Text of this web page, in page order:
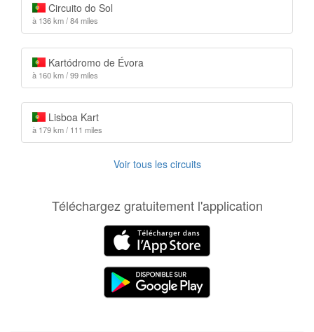
Circuito do Sol
à 136 km / 84 miles
Kartódromo de Évora
à 160 km / 99 miles
Lisboa Kart
à 179 km / 111 miles
Voir tous les circuits
Téléchargez gratuitement l'application